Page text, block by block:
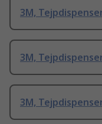
3M,
3M,
3M,